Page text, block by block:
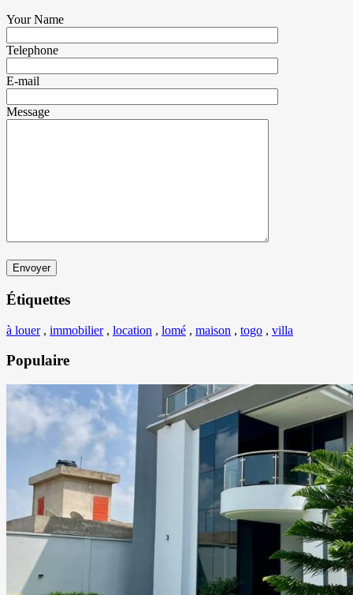
Your Name
Telephone
E-mail
Message
Étiquettes
à louer, immobilier, location , lomé , maison , togo , villa
Populaire